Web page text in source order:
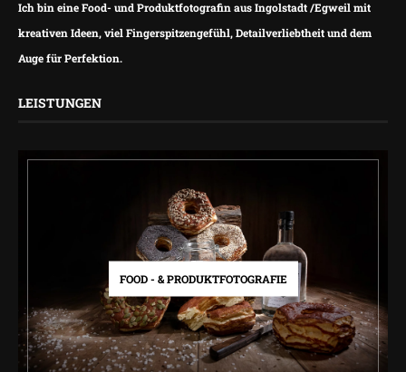
Ich bin eine Food- und Produktfotografin aus Ingolstadt /Egweil mit
kreativen Ideen, viel Fingerspitzengefühl, Detailverliebtheit und dem
Auge für Perfektion.
LEISTUNGEN
FOOD - & PRODUKTFOTOGRAFIE